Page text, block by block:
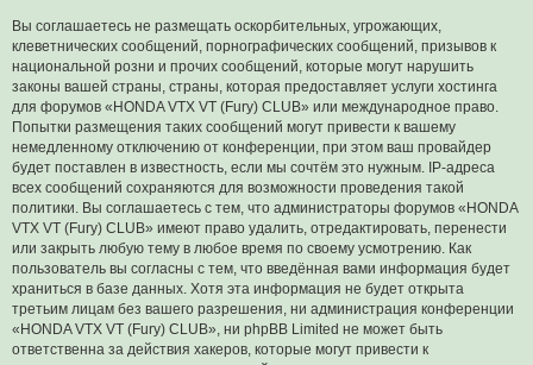
Вы соглашаетесь не размещать оскорбительных, угрожающих,
клеветнических сообщений, порнографических сообщений, призывов к
национальной розни и прочих сообщений, которые могут нарушить
законы вашей страны, страны, которая предоставляет услуги хостинга
для форумов «HONDA VTX VT (Fury) CLUB» или международное право.
Попытки размещения таких сообщений могут привести к вашему
немедленному отключению от конференции, при этом ваш провайдер
будет поставлен в известность, если мы сочтём это нужным. IP-адреса
всех сообщений сохраняются для возможности проведения такой
политики. Вы соглашаетесь с тем, что администраторы форумов «HONDA
VTX VT (Fury) CLUB» имеют право удалить, отредактировать, перенести
или закрыть любую тему в любое время по своему усмотрению. Как
пользователь вы согласны с тем, что введённая вами информация будет
храниться в базе данных. Хотя эта информация не будет открыта
третьим лицам без вашего разрешения, ни администрация конференции
«HONDA VTX VT (Fury) CLUB», ни phpBB Limited не может быть
ответственна за действия хакеров, которые могут привести к